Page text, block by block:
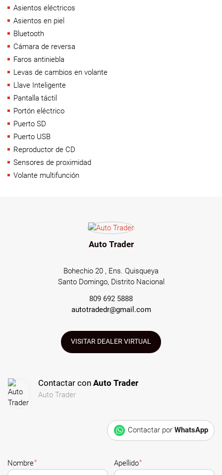
Asientos eléctricos
Asientos en piel
Bluetooth
Cámara de reversa
Faros antiniebla
Levas de cambios en volante
Llave Inteligente
Pantalla táctil
Portón eléctrico
Puerto SD
Puerto USB
Reproductor de CD
Sensores de proximidad
Volante multifunción
Auto Trader
Bohechio 20 , Ens. Quisqueya
Santo Domingo, Distrito Nacional
809 692 5888
autotradedr@gmail.com
VISITAR DEALER VIRTUAL
Contactar con Auto Trader
Auto Trader
Contactar por WhatsApp
Nombre* Apellido*